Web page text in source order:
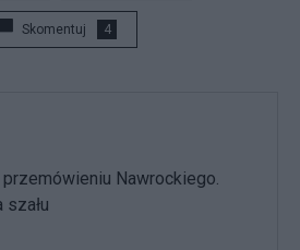
Skomentuj 4
Nawrockiego.
szału